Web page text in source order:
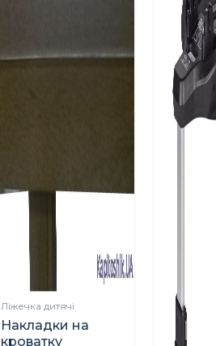
Ліжечка дитячі
Накладки на
кроватку